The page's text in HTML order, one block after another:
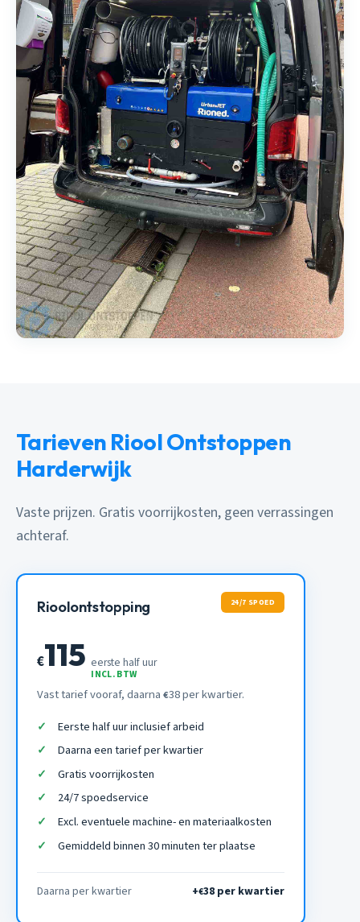
Tarieven Riool Ontstoppen
Harderwijk
Vaste prijzen. Gratis voorrijkosten, geen verrassingen
achteraf.
Rioolontstopping 24/7 SPOED
€115 eerste half uur
INCL. BTW
Vast tarief vooraf, daarna €38 per kwartier.
Eerste half uur inclusief arbeid
Daarna een tarief per kwartier
Gratis voorrijkosten
24/7 spoedservice
Excl. eventuele machine- en materiaalkosten
Gemiddeld binnen 30 minuten ter plaatse
Daarna per kwartier +€38 per kwartier